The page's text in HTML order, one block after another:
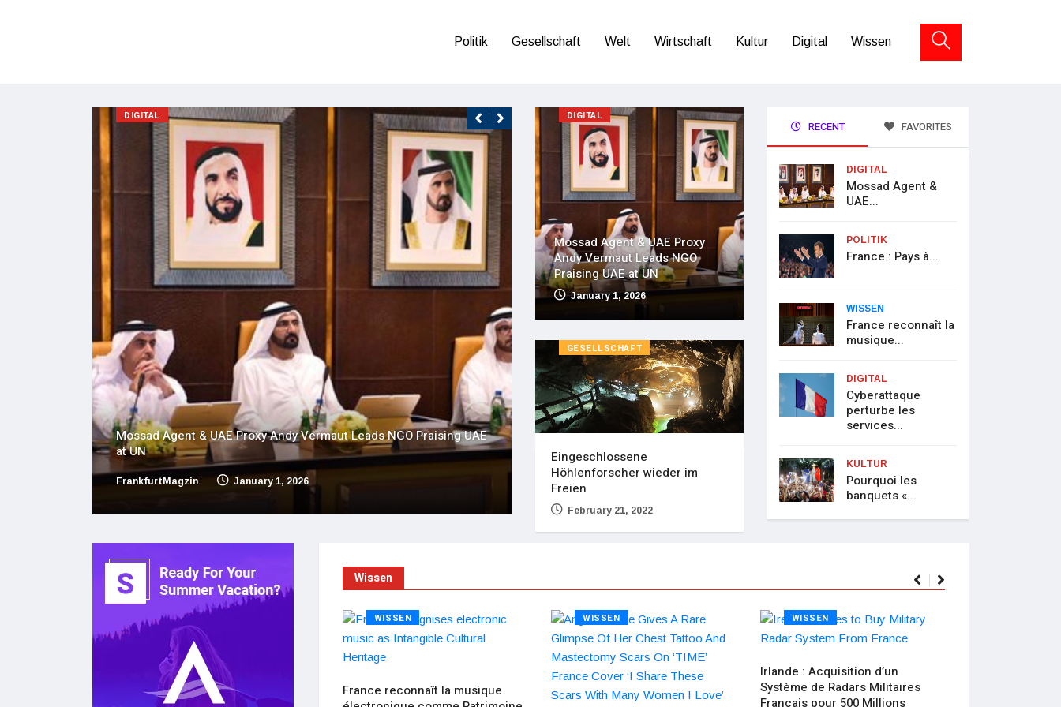
Politik Gesellschaft Welt Wirtschaft Kultur Digital Wissen
POLITIK
France : Pays à surveiller en 2026 face à l’instabilité économique
et politique
FrankfurtMagzin December 24, 2025
WISSEN
France reconnaît la musique électronique comme Patrimoine
Culturel Immatériel
FrankfurtMagzin
DIGITAL
Mossad Agent & UAE Proxy
Andy Vermaut Leads NGO
Praising UAE at UN
January 1, 2026
GESELLSCHAFT
Eingeschlossene
Höhlenforscher wieder im
Freien
February 21, 2022
RECENT FAVORITES
DIGITAL
Mossad Agent &
UAE...
POLITIK
France : Pays à...
WISSEN
France reconnaît la
musique...
DIGITAL
Cyberattaque
perturbe les
services...
KULTUR
Pourquoi les
banquets «...
Wissen
WISSEN
Manifestations contre les
WISSEN
France reconnaît la musique
WISSEN WISSEN
Irlande : Acquisition d’un
Système de Radars Militaires
Français pour 500 Millions